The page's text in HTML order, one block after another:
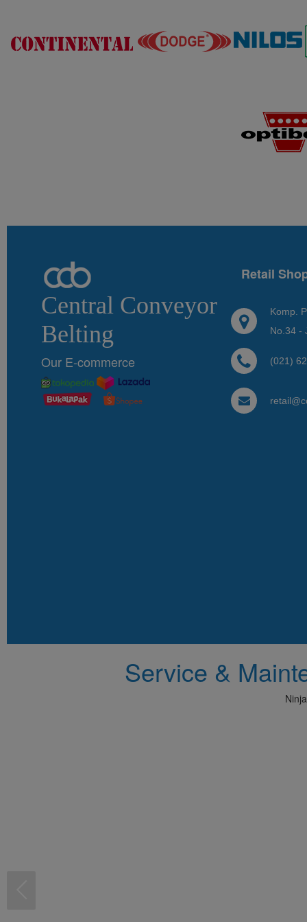
Central Conveyor
Belting
Our E-commerce
Retail
Komp.
No.34 -
(021)
Service &